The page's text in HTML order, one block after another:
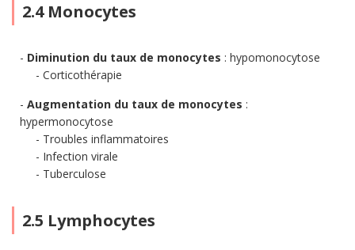
2.4 Monocytes
Diminution du taux de monocytes : hypomonocytose
Corticothérapie
Augmentation du taux de monocytes :
hypermonocytose
Troubles inflammatoires
Infection virale
Tuberculose
2.5 Lymphocytes